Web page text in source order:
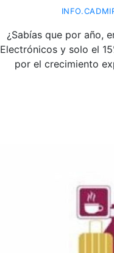
¿Sabías que por año,
Electrónicos y solo el
por el crecimiento